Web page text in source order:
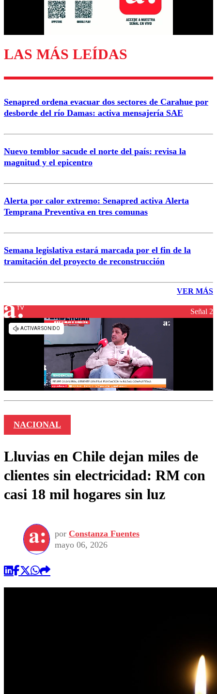
Enviar comentario
LAS MÁS LEÍDAS
Senapred ordena evacuar dos sectores de Carahue por
desborde del río Damas: activa mensajería SAE
Nuevo temblor sacude el norte del país: revisa la
magnitud y el epicentro
Alerta por calor extremo: Senapred activa Alerta
Temprana Preventiva en tres comunas
Semana legislativa estará marcada por el fin de la
tramitación del proyecto de reconstrucción
VER MÁS
Señal 2
NACIONAL
Lluvias en Chile dejan miles de
clientes sin electricidad: RM con
casi 18 mil hogares sin luz
por Constanza Fuentes
mayo 06, 2026